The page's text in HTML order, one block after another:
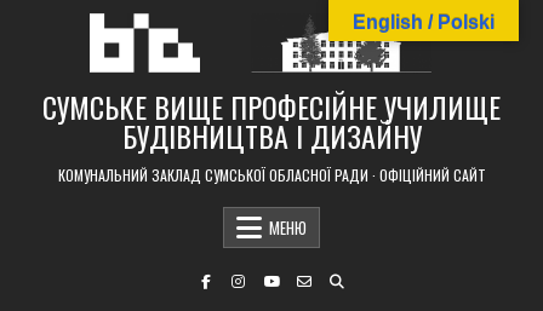
СУМСЬКЕ ВИЩЕ ПРОФЕСІЙНЕ УЧИЛИЩЕ
БУДІВНИЦТВА І ДИЗАЙНУ
КОМУНАЛЬНИЙ ЗАКЛАД СУМСЬКОЇ ОБЛАСНОЇ РАДИ · ОФІЦІЙНИЙ САЙТ
МЕНЮ
English / Polski